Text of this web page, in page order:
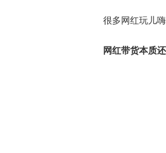
很多网红玩儿
网红带货本质